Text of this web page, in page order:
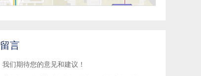
留言
我们期待您的意见和建议！